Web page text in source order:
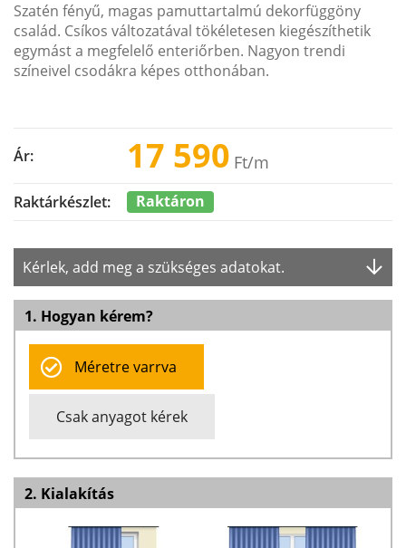
Szatén fényű, magas pamuttartalmú dekorfüggöny
család. Csíkos változatával tökéletesen kiegészíthetik
egymást a megfelelő enteriőrben. Nagyon trendi
színeivel csodákra képes otthonában.
Ár: 17 590 Ft/m
Raktárkészlet: Raktáron
Kérlek, add meg a szükséges adatokat.
1. Hogyan kérem?
Méretre varrva
Csak anyagot kérek
2. Kialakítás